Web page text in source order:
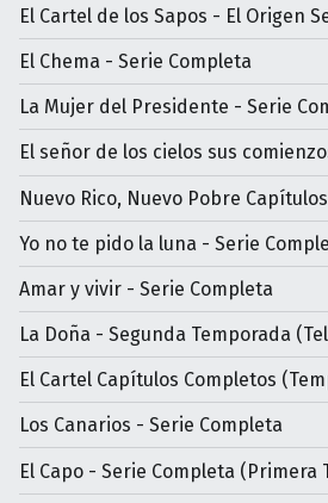
El Cartel de los Sapos - El Origen
El Chema - Serie Completa
La Mujer del Presidente - Serie
El señor de los cielos sus
Nuevo Rico, Nuevo Pobre
Yo no te pido la luna - Serie
Amar y vivir - Serie Completa
La Doña - Segunda Temporada
El Cartel Capítulos Completos
Los Canarios - Serie Completa
El Capo - Serie Completa (Primera